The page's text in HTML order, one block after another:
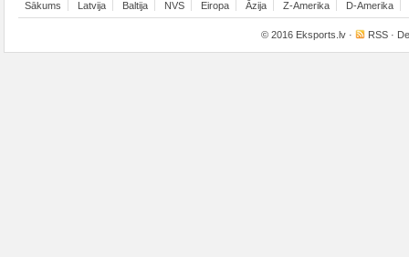
Sākums Latvija Baltija NVS Eiropa Āzija Z-Amerika D-Amerika
© 2016 Eksports.lv · RSS ·